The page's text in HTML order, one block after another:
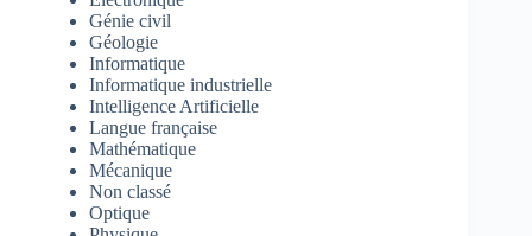
Génie civil
Géologie
Informatique
Informatique industrielle
Intelligence Artificielle
Langue française
Mathématique
Mécanique
Non classé
Optique